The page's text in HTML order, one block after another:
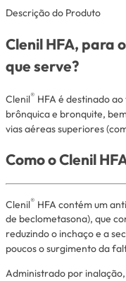
Descrição do Produto
Clenil HFA, para
que serve?
Clenil® HFA é destinado
brônquica e bronquite,
vias aéreas superiores
Como o Clenil
Clenil® HFA contém um
de beclometasona), que
reduzindo o inchaço e a
poucos o surgimento da
Administrado por